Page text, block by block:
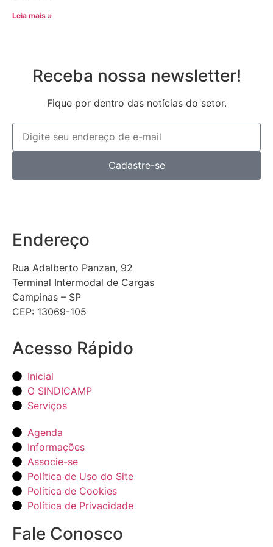
Leia mais »
Receba nossa newsletter!
Fique por dentro das notícias do setor.
Cadastre-se
Endereço
Rua Adalberto Panzan, 92
Terminal Intermodal de Cargas
Campinas – SP
CEP: 13069-105
Acesso Rápido
Inicial
O SINDICAMP
Serviços
Agenda
Informações
Associe-se
Política de Uso do Site
Política de Cookies
Política de Privacidade
Fale Conosco